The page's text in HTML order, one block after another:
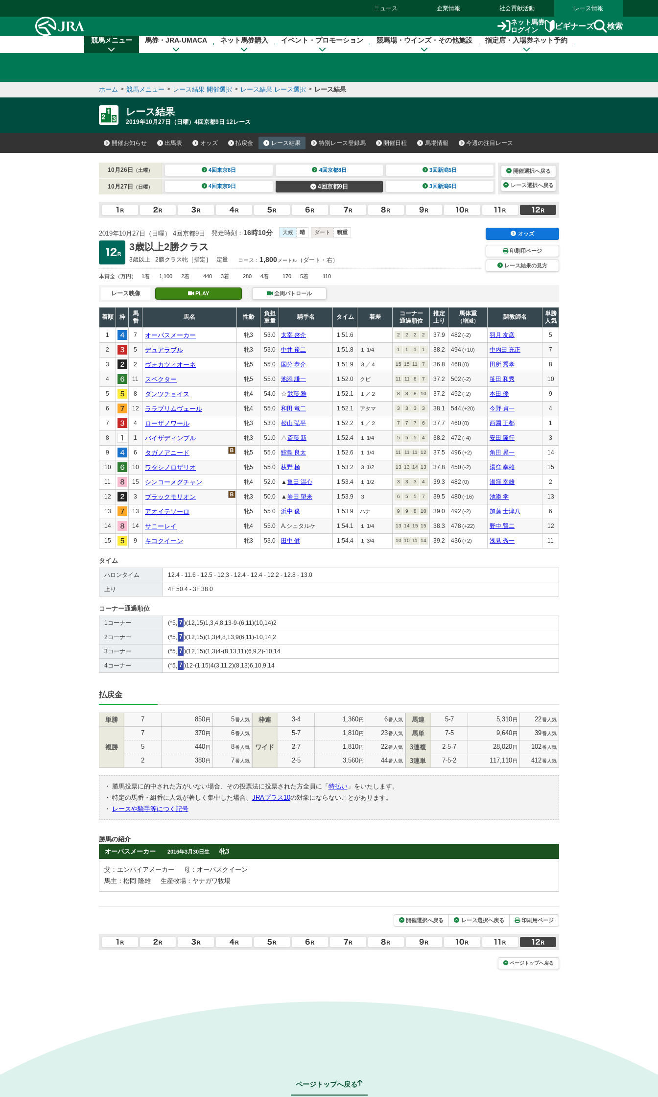
ニュース 企業情報 社会貢献活動 レース情報
ネット馬券
ログイン
ビギナーズ 検索
競馬メニュー 馬券・JRA-UMACA ネット馬券購入 イベント・プロモーション 競馬場・ウインズ・その他施設 指定席・入場券ネット予約
ホーム > 競馬メニュー > レース結果 開催選択 > レース結果 レース選択 > レース結果
レース結果
2019年10月27日（日曜）4回京都9日 12レース
開催お知らせ 出馬表 オッズ 払戻金 レース結果 特別レース登録馬 開催日程 馬場情報 今週の注目レース
10月26日 （土曜） 4回東京8日 4回京都8日 3回新潟5日
10月27日 （日曜） 4回東京9日 4回京都9日 3回新潟6日
開催選択へ戻る
レース選択へ戻る
2019年10月27日（日曜） 4回京都9日 発走時刻： 16時10分 天候 晴 ダート 稍重
3歳以上2勝クラス
3歳以上 2勝クラス牝［指定］ 定量 コース： 1,800 メートル （ダート・右）
本賞金 （万円） 1着 1,100 2着 440 3着 280 4着 170 5着 110
オッズ
印刷用ページ
レース結果の見方
レース映像 PLAY 全周パトロール
着順 枠
馬
番
馬名 性齢
負担
重量
騎手名 タイム 着差
コーナー
通過順位
推定
上り
馬体重
（増減）
調教師名
単勝
人気
1 7 オーパスメーカー 牝3 53.0 太宰 啓介 1:51.6 2 2 2 2 37.9 482 (-2) 羽月 友彦 5
2 5 デュアラブル 牝3 53.0 中井 裕二 1:51.8 １ 1/4 1 1 1 1 38.2 494(+10) 中内田 充正 7
3 2 ヴォカツィオーネ 牝5 55.0 国分 恭介 1:51.9 ３／４ 15 15 11 7 36.8 468(0) 田所 秀孝 8
4 11 スペクター 牝5 55.0 池添 謙一 1:52.0 クビ 11 11 8 7 37.2 502 (-2) 笹田 和秀 10
5 8 ダンツチョイス 牝4 54.0 ☆武藤 雅 1:52.1 １／２ 8 8 8 10 37.2 452 (-2) 本田 優 9
6 12 ララプリムヴェール 牝4 55.0 和田 竜二 1:52.1 アタマ 3 3 3 3 38.1 544(+20) 今野 貞一 4
7 4 ローザノワール 牝3 53.0 松山 弘平 1:52.2 １／２ 7 7 7 6 37.7 460(0) 西園 正都 1
8 1 バイザディンプル 牝3 51.0 △斎藤 新 1:52.4 １ 1/4 5 5 5 4 38.2 472 (-4) 安田 隆行 3
9 6 タガノアニード 牝5 55.0 鮫島 良太 1:52.6 １ 1/4 11 11 11 12 37.5 496 (+2) 角田 晃一 14
10 10 ワタシノロザリオ 牝5 55.0 荻野 極 1:53.2 ３ 1/2 13 13 14 13 37.8 450(-2) 湯窪 幸雄 15
11 15 シンコーメグチャン 牝4 52.0 ▲ 亀田 温心 1:53.4 １ 1/2 3 3 3 4 39.3 482 (0) 湯窪 幸雄 2
12 3 ブラックモリオン 牝3 50.0 ▲ 岩田 望来 1:53.9 ３ 6 5 5 7 39.5 480(-16) 池添 学 13
13 13 アオイテソーロ 牝5 55.0 浜中 俊 1:53.9 ハナ 9 9 8 10 39.0 492 (-2) 加藤 士津八 6
14 14 サニーレイ 牝4 55.0 A.シュタルケ 1:54.1 １ 1/4 13 14 15 15 38.3 478 (+22) 野中 賢二 12
15 9 キコクイーン 牝3 53.0 田中 健 1:54.4 １ 3/4 10 10 11 14 39.2 436 (+2) 浅見 秀一 11
タイム
ハロンタイム 12.4 - 11.6 - 12.5 - 12.3 - 12.4 - 12.4 - 12.2 - 12.8 - 13.0
上り 4F 50.4 - 3F 38.0
コーナー通過順位
1コーナー (*5, 7 )(12,15)1,3,4,8,13-9-(6,11)(10,14)2
2コーナー (*5, 7 )(12,15)(1,3)4,8,13,9(6,11)-10,14,2
3コーナー (*5, 7 )(12,15)(1,3)4-(8,13,11)(6,9,2)-10,14
4コーナー (*5, 7 )12-(1,15)4(3,11,2)(8,13)6,10,9,14
払戻金
単勝 7 850円 5番人気
複勝
7 370円 6番人気
5 440円 8番人気
2 380円 7番人気
枠連 3-4 1,360円 6番人気
ワイド
5-7 1,810円 23番人気
2-7 1,810円 22番人気
2-5 3,560円 44番人気
馬連 5-7 5,310円 22番人気
馬単 7-5 9,640円 39番人気
3連複 2-5-7 28,020円 102番人気
3連単 7-5-2 117,110円 412番人気
・ 勝馬投票に的中された方がいない場合、その投票法に投票された方全員に「 特払い」をいたします。
・ 特定の馬番・組番に人気が著しく集中した場合、 JRAプラス10の対象にならないことがあります。
・
レースや騎手等につく記号
勝馬の紹介
オーパスメーカー
2016年3月30日生 牝3
父：エンパイアメーカー
母：オーパスクイーン
馬主：松岡 隆雄
生産牧場：ヤナガワ牧場
開催選択へ戻る レース選択へ戻る 印刷用ページ
ページトップへ戻る
ページトップへ戻る